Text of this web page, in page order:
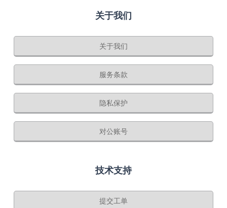
关于我们
关于我们
服务条款
隐私保护
对公账号
技术支持
提交工单